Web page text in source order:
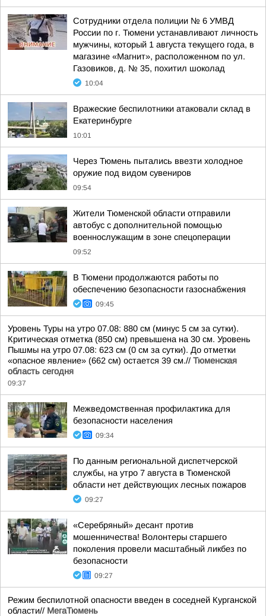
Сотрудники отдела полиции № 6 УМВД
России по г. Тюмени устанавливают личность
мужчины, который 1 августа текущего года, в
магазине «Магнит», расположенном по ул.
Газовиков, д. № 35, похитил шоколад
10:04
Вражеские беспилотники атаковали склад в
Екатеринбурге
10:01
Через Тюмень пытались ввезти холодное
оружие под видом сувениров
09:54
Жители Тюменской области отправили
автобус с дополнительной помощью
военнослужащим в зоне спецоперации
09:52
В Тюмени продолжаются работы по
обеспечению безопасности газоснабжения
09:45
Уровень Туры на утро 07.08: 880 см (минус 5 см за сутки).
Критическая отметка (850 см) превышена на 30 см. Уровень
Пышмы на утро 07.08: 623 см (0 см за сутки). До отметки
«опасное явление» (662 см) остается 39 см.// Тюменская
область сегодня
09:37
Межведомственная профилактика для
безопасности населения
09:34
По данным региональной диспетчерской
службы, на утро 7 августа в Тюменской
области нет действующих лесных пожаров
09:27
«Серебряный» десант против
мошенничества! Волонтеры старшего
поколения провели масштабный ликбез по
безопасности
09:27
Режим беспилотной опасности введен в соседней Курганской
области// МегаТюмень